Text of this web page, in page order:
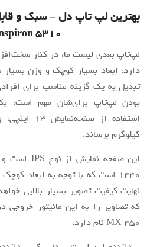
بهترین لپ تاپ دل – سبک و
5310
لپ‌تاپ بعدی لیست ما، در کنار
دارد، ابعاد بسیار کوچک و وزن
تبدیل به یک گزینه مناسب برای
بودن لپ‌تاپ برای‌شان مهم است،
کیلوگرم برساند.
1440 است که با توجه به ابعاد
نهایت کیفیت تصویر بسیار بالایی
که تصاویر را به این مانیتور خروجی
MX 450 نام دارد.